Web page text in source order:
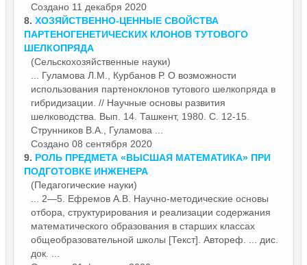
Создано 11 декабря 2020
8. ХОЗЯЙСТВЕННО-ЦЕННЫЕ СВОЙСТВА
ПАРТЕНОГЕНЕТИЧЕСКИХ КЛОНОВ ТУТОВОГО
ШЕЛКОПРЯДА
(Сельскохозяйственные науки)
... Гуламова Л.М., Курбанов Р. О возможности
использования партеноклонов тутового шелкопряда в
гибридизации. // Научные основы развития
шелководства. Вып. 14. Ташкент, 1980. С. 12-15.
Струнников В.А., Гуламова ...
Создано 08 сентября 2020
9. РОЛЬ ПРЕДМЕТА «ВЫСШАЯ МАТЕМАТИКА» ПРИ
ПОДГОТОВКЕ ИНЖЕНЕРА
(Педагогические науки)
... 2—5. Ефремов А.В. Научно-методические основы
отбора, структуриро­вания и реализации содержания
математического образования в старших классах
общеобразовательной школы [Текст]. Автореф. ... дис.
док. ...